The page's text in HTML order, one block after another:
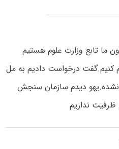
ما تابع وزارت علوم هستیم
کنیم.گفت درخواست دادیم به مل
دیدم سازمان سنجش
نداریم